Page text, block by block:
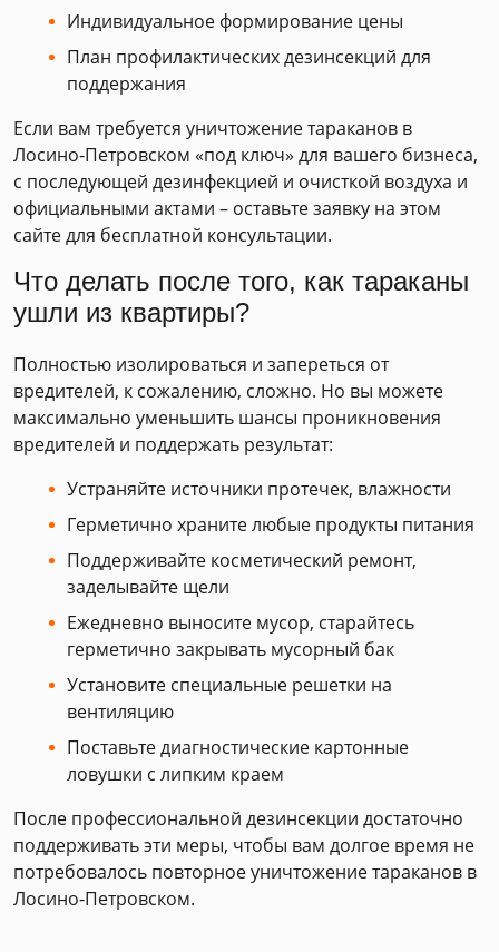
Индивидуальное формирование цены
План профилактических дезинсекций для
поддержания
Если вам требуется уничтожение тараканов в
Лосино-Петровском «под ключ» для вашего бизнеса,
с последующей дезинфекцией и очисткой воздуха и
официальными актами – оставьте заявку на этом
сайте для бесплатной консультации.
Что делать после того, как тараканы
ушли из квартиры?
Полностью изолироваться и запереться от
вредителей, к сожалению, сложно. Но вы можете
максимально уменьшить шансы проникновения
вредителей и поддержать результат:
Устраняйте источники протечек, влажности
Герметично храните любые продукты питания
Поддерживайте косметический ремонт,
заделывайте щели
Ежедневно выносите мусор, старайтесь
герметично закрывать мусорный бак
Установите специальные решетки на
вентиляцию
Поставьте диагностические картонные
ловушки с липким краем
После профессиональной дезинсекции достаточно
поддерживать эти меры, чтобы вам долгое время не
потребовалось повторное уничтожение тараканов в
Лосино-Петровском.